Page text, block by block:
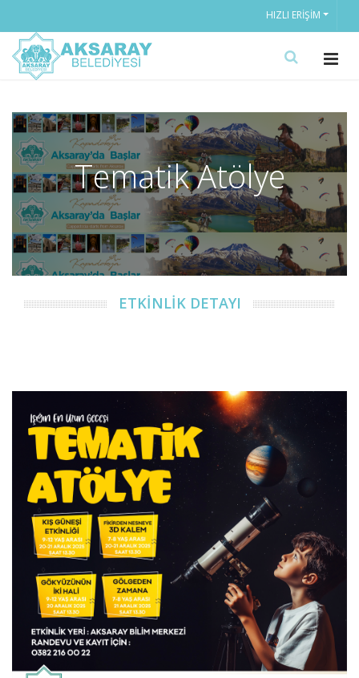
HIZLI ERIŞIM
Tematik Atölye
ETKİNLİK DETAYI